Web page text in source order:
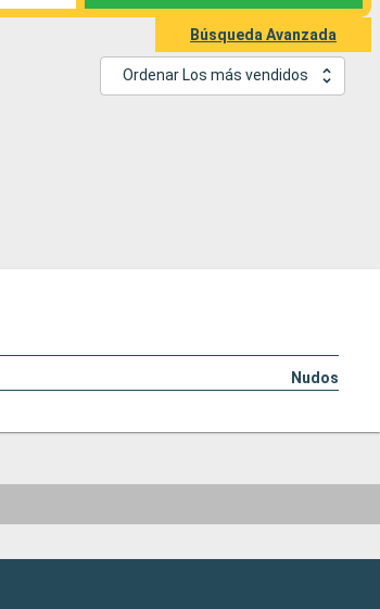
Búsqueda Avanzada
Ordenar Los más vendidos
Nudos